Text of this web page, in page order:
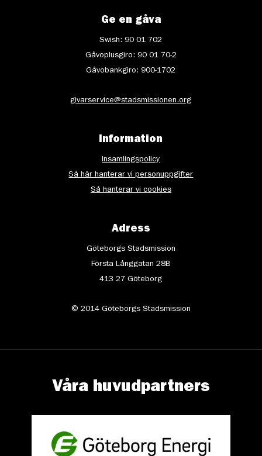
Ge en gåva
Swish: 90 01 702
Gåvoplusgiro: 90 01 70-2
Gåvobankgiro: 900-1702
givarservice@stadsmissionen.org
Information
Insamlingspolicy
Så här hanterar vi personuppgifter
Så hanterar vi cookies
Adress
Göteborgs Stadsmission
Första Långgatan 28B
413 27 Göteborg
© 2014 Göteborgs Stadsmission
Våra huvudpartners